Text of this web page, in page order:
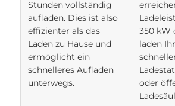
Stunden vollständig
aufladen. Dies ist also
effizienter als das
Laden zu Hause und
ermöglicht ein
schnelleres Aufladen
unterwegs.
350 kW
laden
oder